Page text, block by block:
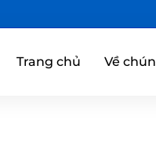
Trang chủ Về